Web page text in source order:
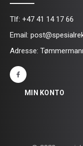
Tlf: +47 41 14 17 66
Email:
Adresse:
MIN KONTO